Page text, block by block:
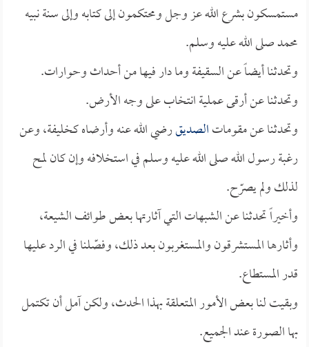
مستمسكون بشرع الله عز وجل ومحتكمون إلى كتابه وإلى سنة نبيه
محمد صلى الله عليه وسلم.
وتحدثنا أيضاً عن السقيفة وما دار فيها من أحداث وحوارات.
وتحدثنا عن أرقى عملية انتخاب على وجه الأرض.
وتحدثنا عن مقوماتالصديقرضي الله عنه وأرضاه كخليفة، وعن
رغبة رسول الله صلى الله عليه وسلم في استخلافه وإن كان لمح
لذلك ولم يصرّح.
وأخيراً تحدثنا عن الشبهات التي آثارتها بعض طوائف الشيعة،
وأثارها المستشرقون والمستغربون بعد ذلك، وفصّلنا في الرد عليها
قدر المستطاع.
وبقيت لنا بعض الأمور المتعلقة بهذا الحدث، ولكن آمل أن تكتمل
بها الصورة عند الجميع.